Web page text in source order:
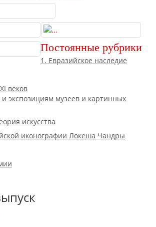
Постоянные рубрики
1. Евразийское наследие
веков
экспозициям музеев и картинных
искусства
иконографии Локеша Чандры